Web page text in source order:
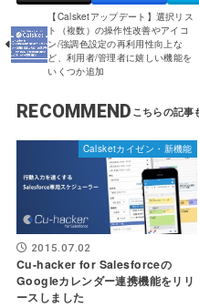
【Calsketアップデート】選択リス
ト（複数）の操作性改善やアイコ
ン/強調色設定の再利用性向上な
ど、利用者/管理者に嬉しい機能を
いくつか追加
RECOMMEND
Calsketカイゼン・新機能
2015.07.02
Cu-hacker for Salesforceの
Googleカレンダー連携機能をリリ
ースしました